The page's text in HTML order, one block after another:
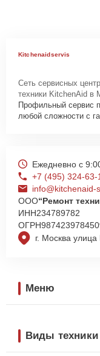
Kitchenaidservis
Сеть сервисных
техники KitchenAid в
Профильный сервис
любой сложности с
г. Москва
Ежедневно с
+7 (495) 324-63-
info@kitchenaid-
ООО“Ремонт
ИНН234789782
ОГРН
Меню
Виды техники